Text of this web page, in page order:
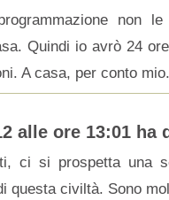
non
Quindi io avrò 24
A casa, per conto
alle ore 13:01 ha
ci si prospetta una
questa civiltà. Sono